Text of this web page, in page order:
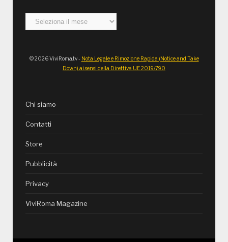
Archivi
© 2026 ViviRoma.tv - Nota Legale e Rimozione Rapida (Notice and Take
Down) ai sensi della Direttiva UE 2019/790
Chi siamo
Contatti
Store
Pubblicità
Privacy
ViviRoma Magazine